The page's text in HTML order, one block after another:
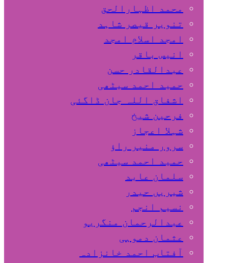
محمد اظہارالحق
تنویر قیصر شاہد
امجد اسلام امجد
انیس باقر
عبدالقادر حسن
حمید احمد سیٹھی
اشفاق اللہ جان ڈاگئی
فرحین شیخ
شہلا اعجاز
سرور منیر راؤ
حمید احمد سیٹھی
سلمان عابد
شیریں حیدر
نسیم انجم
عبدالرحمان منگریو
عثمان دموہی
آفتاب احمد خانزادہ